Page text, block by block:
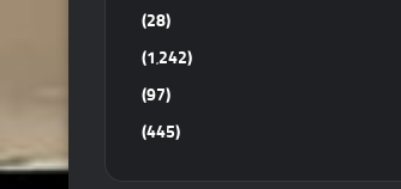
(28)
(1٬242)
(97)
(445)